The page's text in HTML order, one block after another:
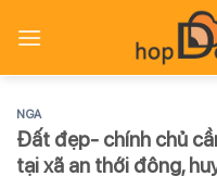
qua
NGA
Đất đẹp- chính chủ
tại xã an thới đông,